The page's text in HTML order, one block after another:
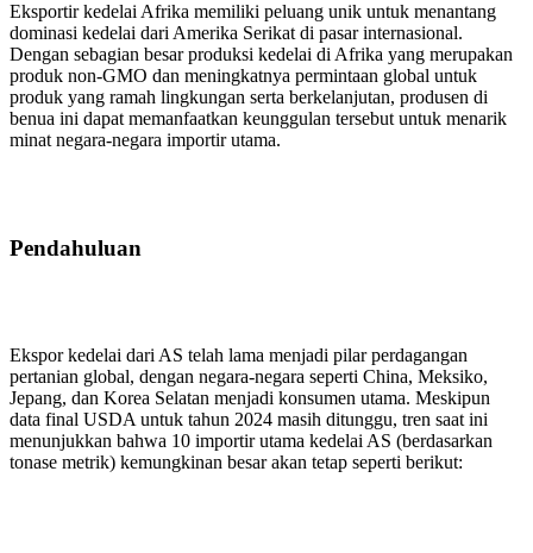
Eksportir kedelai Afrika memiliki peluang unik untuk menantang
dominasi kedelai dari Amerika Serikat di pasar internasional.
Dengan sebagian besar produksi kedelai di Afrika yang merupakan
produk non‑GMO dan meningkatnya permintaan global untuk
produk yang ramah lingkungan serta berkelanjutan, produsen di
benua ini dapat memanfaatkan keunggulan tersebut untuk menarik
minat negara-negara importir utama.
Pendahuluan
Ekspor kedelai dari AS telah lama menjadi pilar perdagangan
pertanian global, dengan negara-negara seperti China, Meksiko,
Jepang, dan Korea Selatan menjadi konsumen utama. Meskipun
data final USDA untuk tahun 2024 masih ditunggu, tren saat ini
menunjukkan bahwa 10 importir utama kedelai AS (berdasarkan
tonase metrik) kemungkinan besar akan tetap seperti berikut: